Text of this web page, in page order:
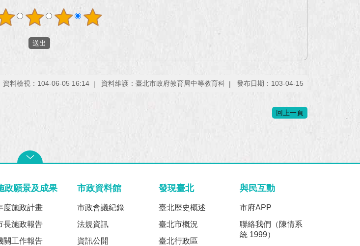
資料檢視：104-06-05 16:14 資料維護：臺北市政府教育局中等教育科 發布日期：103-04-15
回上一頁
政願景及成果
度施政計畫
長施政報告
關工作報告
市政資料館
市政會議紀錄
法規資訊
資訊公開
發現臺北
臺北歷史概述
臺北市概況
臺北行政區
與民互動
市府APP
聯絡我們（陳情系
統 1999）